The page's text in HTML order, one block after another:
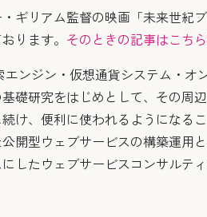
ギリアム監督の映画「未来世紀
ります。 そのときの記事はこちら
ンジン・仮想通貨システム・オ
礎研究をはじめとして、その周
け、便利に使われるようになる
開型ウェブサービスの構築運用
したウェブサービスコンサルテ